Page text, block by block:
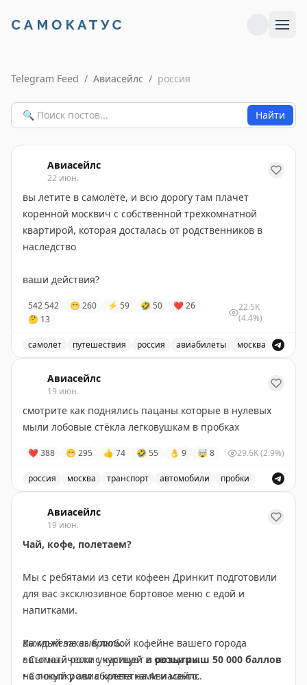
Telegram Feed / Авиасейлс / россия
Найти
Авиасейлс
22 июн.
вы летите в самолёте, и всю дорогу там плачет
коренной москвич с собственной трёхкомнатной
квартирой, которая досталась от родственников в
наследство
ваши действия?
542542 😁 260 ⚡ 59 🤣 50 ❤ 26
🤔 13
22.5K
(4.4%)
самолет путешествия россия авиабилеты москва
Авиасейлс
19 июн.
смотрите как поднялись пацаны которые в нулевых
мыли лобовые стёкла легковушкам в пробках
❤ 388 😁 295 👍 74 🤣 55 👌 9 🤯 8 29.6K(2.9%)
россия москва транспорт автомобили пробки
Авиасейлс
19 июн.
Чай, кофе, полетаем?
Мы с ребятами из сети кофеен Дринкит подготовили
для вас эксклюзивное бортовое меню с едой и
напитками.
Вы можете выбрать:
• Сытный ролл с курицей и овощами.
• Сочный ролл с креветками и манго.
Каждый заказ в любой кофейне вашего города
автоматически участвует врозыгрыш 50 000 баллов
на покупку авиабилета на Авиасейлс.